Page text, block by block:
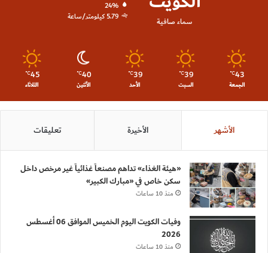
سماء صافية
24%
5.79 كيلومتر/ساعة
43
℃
الجمعة
39
℃
السبت
39
℃
الأحد
40
℃
الأثنين
45
℃
الثلاثاء
الأشهر الأخيرة تعليقات
«هيئة الغذاء» تداهم مصنعاً غذائياً غير مرخص داخل
سكن خاص في «مبارك الكبير»
منذ 10 ساعات
وفيات الكويت اليوم الخميس الموافق 06 أغسطس
2026
منذ 10 ساعات